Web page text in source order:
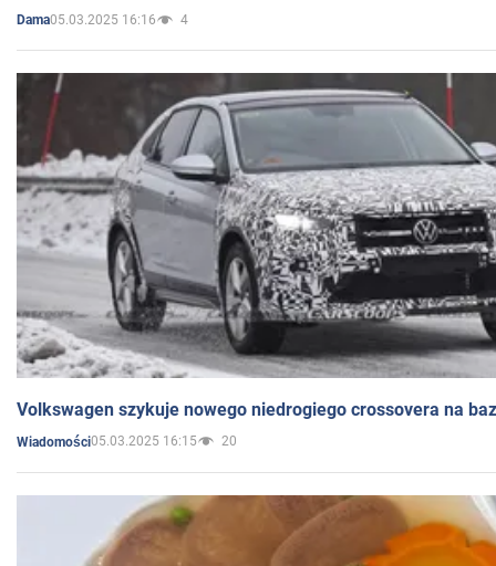
Dama05.03.2025 16:16 4
Volkswagen szykuje nowego niedrogiego crossovera na
Wiadomości05.03.2025 16:15 20